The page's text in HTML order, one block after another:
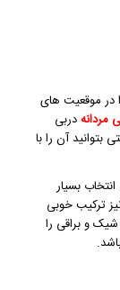
در موقعیت های
دربی
بتوانید آن را با
بسیار
ترکیب خوبی
و براقی را